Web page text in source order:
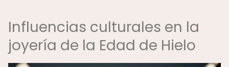
Influencias culturales en la
joyería de la Edad de Hielo